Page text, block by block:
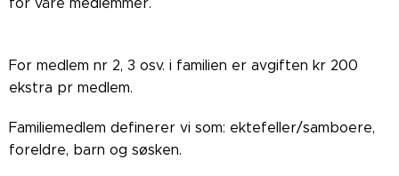
For medlem nr 2, 3 osv. i familien er avgiften kr 200
ekstra pr medlem.
Familiemedlem definerer vi som: ektefeller/samboere,
foreldre, barn og søsken.